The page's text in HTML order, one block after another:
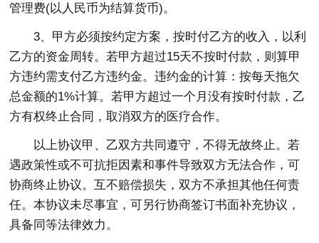
管理费(以人民币为结算货币)。
3、甲方必须按约定方案，按时付乙方的收入，以利
乙方的资金周转。若甲方超过15天不按时付款，则算甲
方违约需支付乙方违约金。违约金的计算：按每天拖欠
总金额的1%计算。若甲方超过一个月没有按时付款，乙
方有权终止合同，取消双方的医疗合作。
以上协议甲、乙双方共同遵守，不得无故终止。若
遇政策性或不可抗拒因素和事件导致双方无法合作，可
协商终止协议。互不赔偿损失，双方不承担其他任何责
任。本协议未尽事宜，可另行协商签订书面补充协议，
具备同等法律效力。